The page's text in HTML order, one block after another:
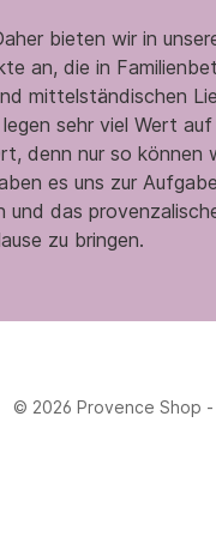
bieten wir in
an, die in
mittelständischen
sehr viel Wert
denn nur so können
es uns zur
das
zu bringen.
© 2026 Provence Shop